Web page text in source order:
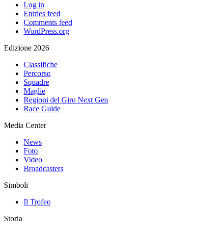
Log in
Entries feed
Comments feed
WordPress.org
Edizione 2026
Classifiche
Percorso
Squadre
Maglie
Regioni del Giro Next Gen
Race Guide
Media Center
News
Foto
Video
Broadcasters
Simboli
Il Trofeo
Storia